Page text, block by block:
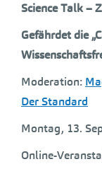
Science Talk –
Gefährdet die
Moderation:
Der Standard
Montag, 13.
Online-